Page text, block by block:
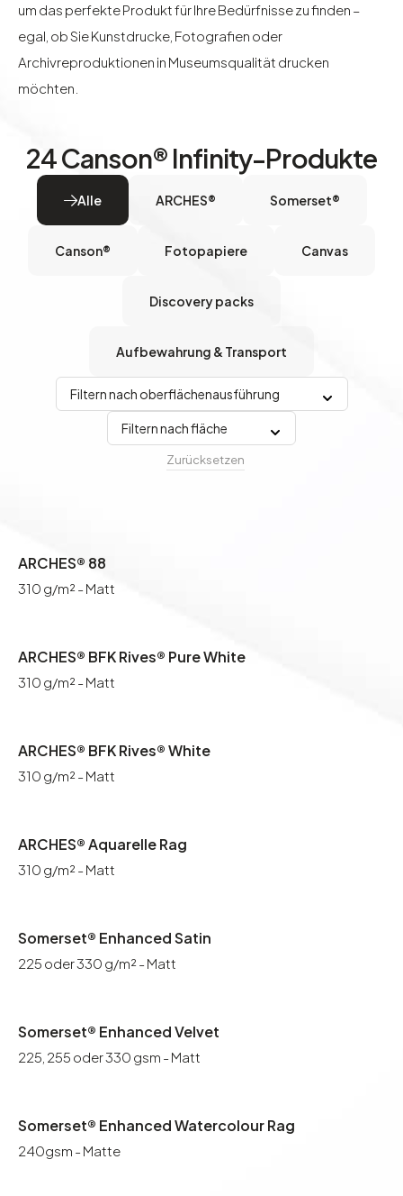
um das perfekte Produkt für Ihre Bedürfnisse zu finden –
egal, ob Sie Kunstdrucke, Fotografien oder
Archivreproduktionen in Museumsqualität drucken
möchten.
24Canson® Infinity-Produkte
Alle ARCHES® Somerset®
Canson® Fotopapiere Canvas
Discovery packs
Aufbewahrung & Transport
Filtern nach oberflächenausführung
Filtern nach fläche
Zurücksetzen
ARCHES® 88
310 g/m² - Matt
ARCHES® BFK Rives® Pure White
310 g/m² - Matt
ARCHES® BFK Rives® White
310 g/m² - Matt
ARCHES® Aquarelle Rag
310 g/m² - Matt
Somerset® Enhanced Satin
225 oder 330 g/m² - Matt
Somerset® Enhanced Velvet
225, 255 oder 330 gsm - Matt
Somerset® Enhanced Watercolour Rag
240gsm - Matte